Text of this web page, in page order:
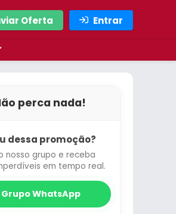
Oferta Entrar
perca nada!
dessa promoção?
nosso grupo e receba
em tempo real.
Grupo WhatsApp